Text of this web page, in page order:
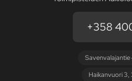
+358
Haikanvuori 3,